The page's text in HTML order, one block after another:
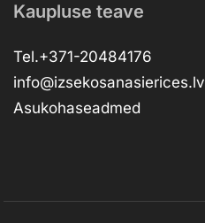
Kaupluse teave
Tel.+371-20484176
info@izsekosanasierices.lv
Asukohaseadmed